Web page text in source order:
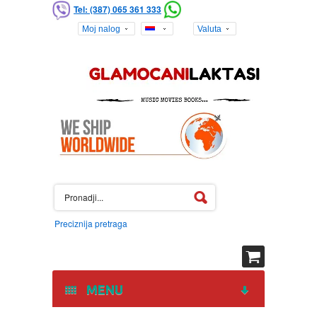
Tel: (387) 065 361 333
Moj nalog Valuta
Preciznija pretraga
MENU